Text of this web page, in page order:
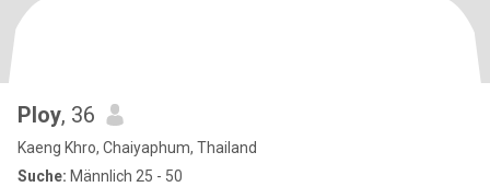
Ploy, 36
Kaeng Khro, Chaiyaphum, Thailand
Suche: Männlich 25 - 50